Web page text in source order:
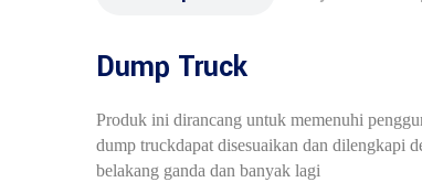
Dump Truck
Produk ini dirancang untuk memenuhi
dump truckdapat disesuaikan dan dilengkapi
belakang ganda dan banyak lagi